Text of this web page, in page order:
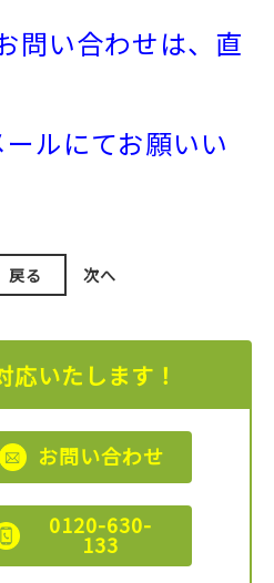
問い合わせは、直
ルにてお願いい
戻る 次へ
応いたします！
お問い合わせ
0120-630-
133